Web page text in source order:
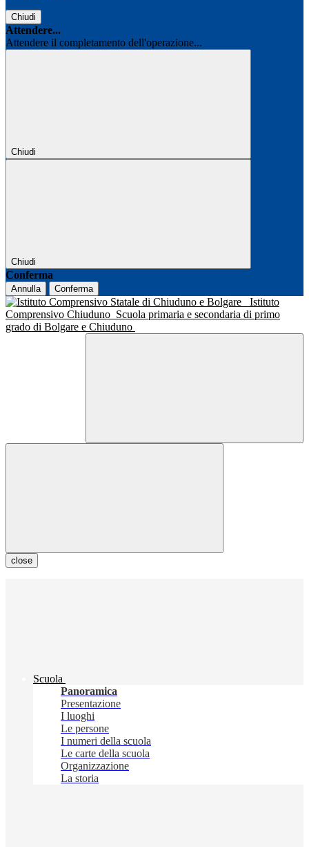
Chiudi
Attendere...
Attendere il completamento dell'operazione...
Chiudi
Chiudi
Conferma
Annulla Conferma
Istituto
Comprensivo Chiuduno Scuola primaria e secondaria di primo
grado di Bolgare e Chiuduno
close
Scuola
Panoramica
Presentazione
I luoghi
Le persone
I numeri della scuola
Le carte della scuola
Organizzazione
La storia